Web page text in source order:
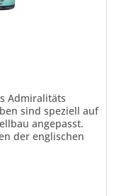
Admiralitäts
sind speziell auf
angepasst.
der englischen